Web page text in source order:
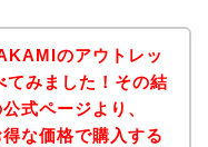
のアウトレッ
てみました！その結
式ページより、
な価格で購入する